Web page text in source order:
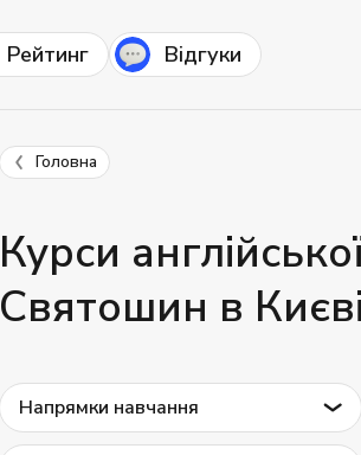
Рейтинг Відгуки
Головна
Курси
Святошин в Києві
Напрямки навчання